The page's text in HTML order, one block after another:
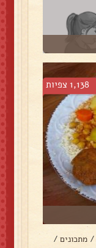
1,138 צפיות
/ מתכונים /